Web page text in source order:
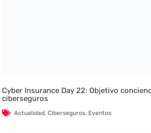
Cyber Insurance Day 22: Objetivo
ciberseguros
Actualidad,Ciberseguros, Eventos